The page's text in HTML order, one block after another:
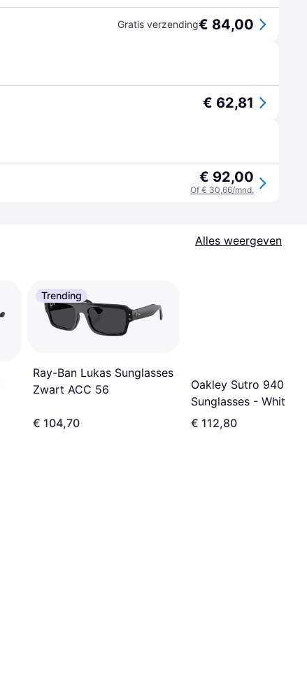
Gratis verzending€ 84,00
€ 62,81
€ 92,00
Of € 30,66/mnd.
Alles weergeven
Trending
Ray-Ban Lukas Sunglasses
Zwart ACC 56
€ 104,70
Oakley Sutro 9406
Sunglasses - White
€ 112,80